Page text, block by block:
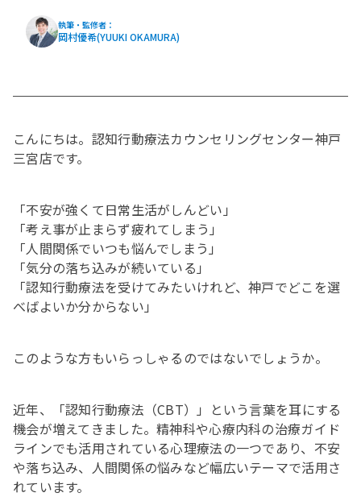
執筆・監修者：
岡村優希(YUUKI OKAMURA)
こんにちは。認知行動療法カウンセリングセンター神戸
三宮店です。
「不安が強くて日常生活がしんどい」
「考え事が止まらず疲れてしまう」
「人間関係でいつも悩んでしまう」
「気分の落ち込みが続いている」
「認知行動療法を受けてみたいけれど、神戸でどこを選
べばよいか分からない」
このような方もいらっしゃるのではないでしょうか。
近年、「認知行動療法（CBT）」という言葉を耳にする
機会が増えてきました。精神科や心療内科の治療ガイド
ラインでも活用されている心理療法の一つであり、不安
や落ち込み、人間関係の悩みなど幅広いテーマで活用さ
れています。